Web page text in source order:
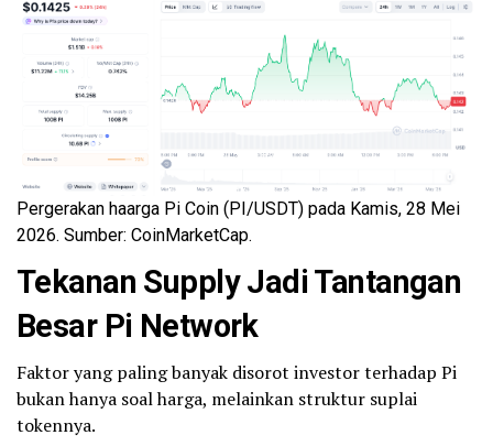
Pergerakan haarga Pi Coin (PI/USDT) pada Kamis, 28 Mei
2026. Sumber: CoinMarketCap.
Tekanan Supply Jadi Tantangan
Besar Pi Network
Faktor yang paling banyak disorot investor terhadap Pi
bukan hanya soal harga, melainkan struktur suplai
tokennya.